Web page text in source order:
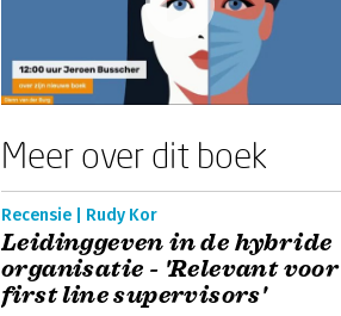
Meer over dit boek
Recensie | Rudy Kor
Leidinggeven in de hybride
organisatie - 'Relevant voor
first line supervisors'